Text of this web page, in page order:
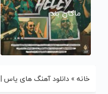
ماکان بند
خانه » دانلود آهنگ های یاس | Yas